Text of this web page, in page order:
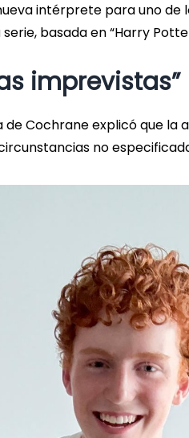
intérprete para uno de
basada en “Harry
imprevistas”
Cochrane explicó que la
no